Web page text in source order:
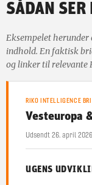
SÅDAN SER
Eksempelet
indhold. En faktisk
og linker til relevante
RIKO INTELLIGENCE
Vesteuropa
Udsendt 26. april
UGENS